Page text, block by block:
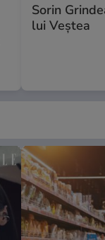
Sorin
lui Veștea